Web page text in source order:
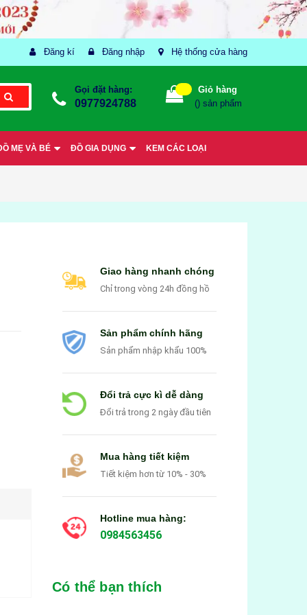
Đăng kí Đăng nhập Hệ thống cửa hàng
Gọi đặt hàng:
0977924788
Giỏ hàng
() sản phẩm
MẸ VÀ BÉ ĐỒ GIA DỤNG KEM CÁC LOẠI
Giao hàng nhanh chóng
Chỉ trong vòng 24h đồng hồ
Sản phẩm chính hãng
Sản phẩm nhập khẩu 100%
Đổi trả cực kì dễ dàng
Đổi trả trong 2 ngày đầu tiên
Mua hàng tiết kiệm
Tiết kiệm hơn từ 10% - 30%
Hotline mua hàng:
0984563456
Có thể bạn thích